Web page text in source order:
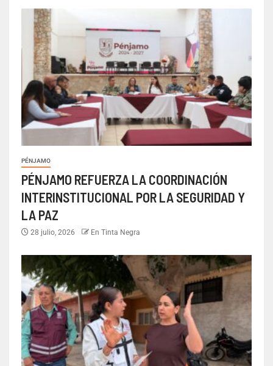
PÉNJAMO
PÉNJAMO REFUERZA LA COORDINACIÓN
INTERINSTITUCIONAL POR LA SEGURIDAD Y
LA PAZ
28 julio, 2026 En Tinta Negra